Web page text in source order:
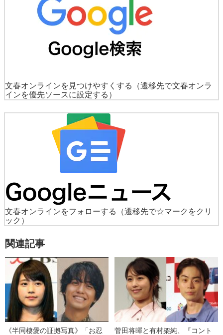
文春オンラインを見つけやすくする
（遷移先で文春オンラ
インを優先ソースに設定する）
文春オンラインをフォローする
（遷移先で☆マークをクリ
ック）
関連記事
《半同棲愛の証拠写真》「お忍
菅田将暉と有村架純、『コント